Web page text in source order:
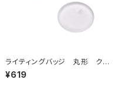
ライティングバッジ 丸形 クリ
ア MG
¥619